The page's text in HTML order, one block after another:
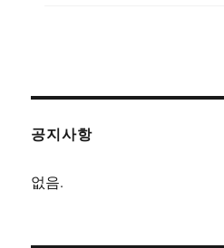
공지사항
없음.